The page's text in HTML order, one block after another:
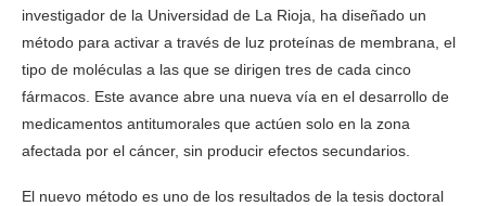
investigador de la Universidad de La Rioja, ha diseñado un
método para activar a través de luz proteínas de membrana, el
tipo de moléculas a las que se dirigen tres de cada cinco
fármacos. Este avance abre una nueva vía en el desarrollo de
medicamentos antitumorales que actúen solo en la zona
afectada por el cáncer, sin producir efectos secundarios.
El nuevo método es uno de los resultados de la tesis doctoral